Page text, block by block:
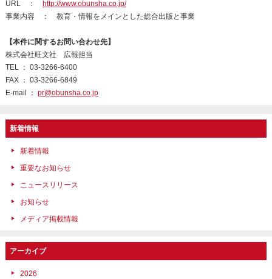
URL ： http://www.obunsha.co.jp/
事業内容 ： 教育・情報をメインとした総合出版と事業
【本件に関するお問い合わせ先】
株式会社旺文社 広報担当
TEL ： 03-3266-6400
FAX ： 03-3266-6849
E-mail ： pr@obunsha.co.jp
新着情報
新着情報
重要なお知らせ
ニュースリリース
お知らせ
メディア掲載情報
アーカイブ
2026